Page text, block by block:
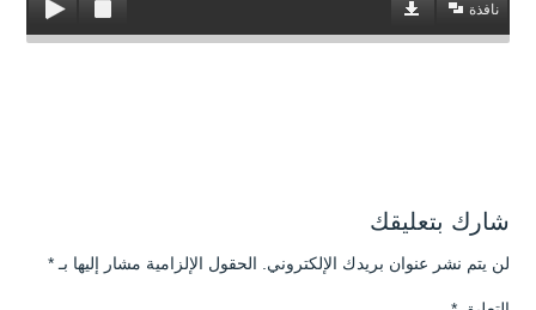
نافذة
شارك بتعليقك
لن يتم نشر عنوان بريدك الإلكتروني. الحقول الإلزامية مشار إليها بـ *